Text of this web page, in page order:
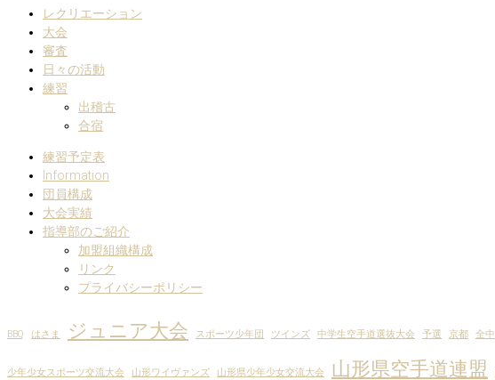
レクリエーション
大会
審査
日々の活動
練習
出稽古
合宿
練習予定表
Information
団員構成
大会実績
指導部のご紹介
加盟組織構成
リンク
プライバシーポリシー
BBQ はさま ジュニア大会 スポーツ少年団 ツインズ 中学生空手道選抜大会 予選 京都 全中
少年少女スポーツ交流大会 山形ワイヴァンズ 山形県少年少女交流大会 山形県空手道連盟